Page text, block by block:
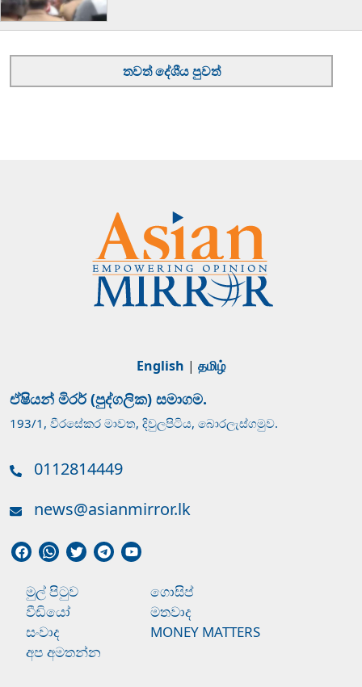
තවත් දේශීය පුවත්
English | தமிழ்
ඒෂියන් මිරර් (පුද්ගලික) සමාගම.
193/1, වීරසේකර මාවත, දිවුලපිටිය, බොරලැස්ගමුව.
0112814449
news@asianmirror.lk
මුල් පිටුව
ගොසිප්
වීඩියෝ
මතවාද
සංවාද
MONEY MATTERS
අප අමතන්න